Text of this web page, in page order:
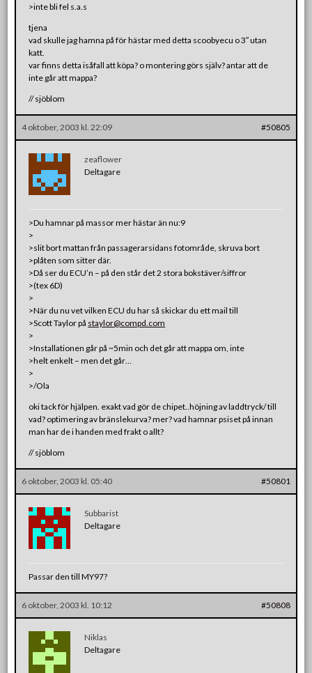
>inte bli fel s.a.s
tjena
vad skulle jag hamna på för hästar med detta scoobyecu o 3″ utan
katt.
var finns detta isåfall att köpa? o montering görs själv? antar att de
inte går att mappa?
// sjöblom
4 oktober, 2003 kl. 22:09 #50805
zeaflower
Deltagare
>Du hamnar på massor mer hästar än nu:9
>
>slit bort mattan från passagerarsidans fotområde, skruva bort
>plåten som sitter där.
>Då ser du ECU’n – på den står det 2 stora bokstäver/siffror
>(tex 6D)
>
>När du nu vet vilken ECU du har så skickar du ett mail till
>Scott Taylor på staylor@compd.com
>
>Installationen går på ~5min och det går att mappa om, inte
>helt enkelt – men det går…
>
>/Ola
oki tack för hjälpen. exakt vad gör de chipet..höjning av laddtryck/ till
vad? optimering av bränslekurva? mer? vad hamnar psiset på innan
man har de i handen med frakt o allt?
// sjöblom
6 oktober, 2003 kl. 05:40 #50801
Subbarist
Deltagare
Passar den till MY97?
6 oktober, 2003 kl. 10:12 #50808
Niklas
Deltagare